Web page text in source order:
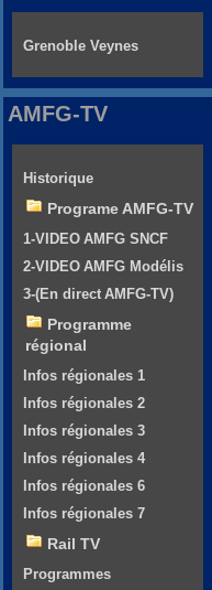
Grenoble Veynes
AMFG-TV
Historique
Programe AMFG-TV
1-VIDEO AMFG SNCF
2-VIDEO AMFG Modélis
3-(En direct AMFG-TV)
Programme
régional
Infos régionales 1
Infos régionales 2
Infos régionales 3
Infos régionales 4
Infos régionales 6
Infos régionales 7
Rail TV
Programmes